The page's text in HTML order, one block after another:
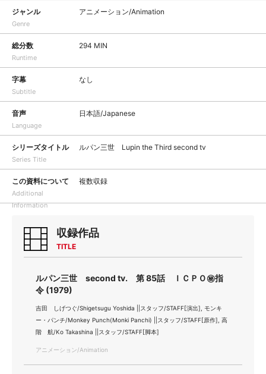
ジャンル
Genre
アニメーション/Animation
総分数
Runtime
294 MIN
字幕
Subtitle
なし
音声
Language
日本語/Japanese
シリーズタイトル
Series Title
ルパン三世 Lupin the Third second tv
この資料について
Additional
Information
複数収録
収録作品
TITLE
ルパン三世 second tv. 第 85話 ＩＣＰＯ㊙指
令 (1979)
吉田 しげつぐ/Shigetsugu Yoshida ||スタッフ/STAFF[演出], モンキ
ー・パンチ/Monkey Punch(Monki Panchi) ||スタッフ/STAFF[原作], 高
階 航/Ko Takashina ||スタッフ/STAFF[脚本]
アニメーション/Animation